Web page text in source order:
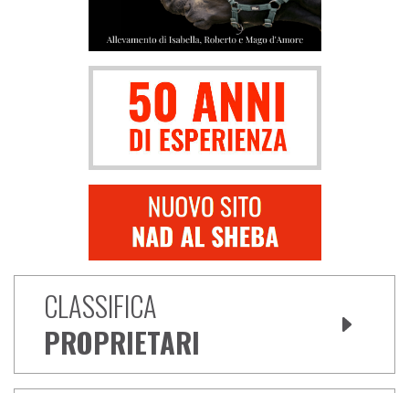
CLASSIFICA
PROPRIETARI